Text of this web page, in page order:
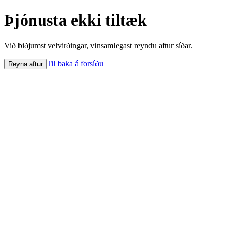
Þjónusta ekki tiltæk
Við biðjumst velvirðingar, vinsamlegast reyndu aftur síðar.
Reyna aftur Til baka á forsíðu